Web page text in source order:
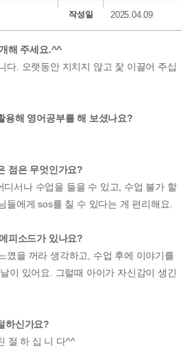
작성일 2025.04.09
해 주세요.^^
다. 오랫동안 지치지 않고 잧 이끌어 주십
용해 영어공부를 해 보셨나요?
점은 무엇인가요?
디서나 수업을 들을 수 있고, 수업 불가 할
들에게 sos를 칠 수 있다는 게 편리해요.
피소드가 있나요?
꼈을 꺼라 생각하고, 수업 후에 이야기를
이 있어요. 그럴때 아이가 자신감이 생긴
하신가요?
절 하 십 니 다^^